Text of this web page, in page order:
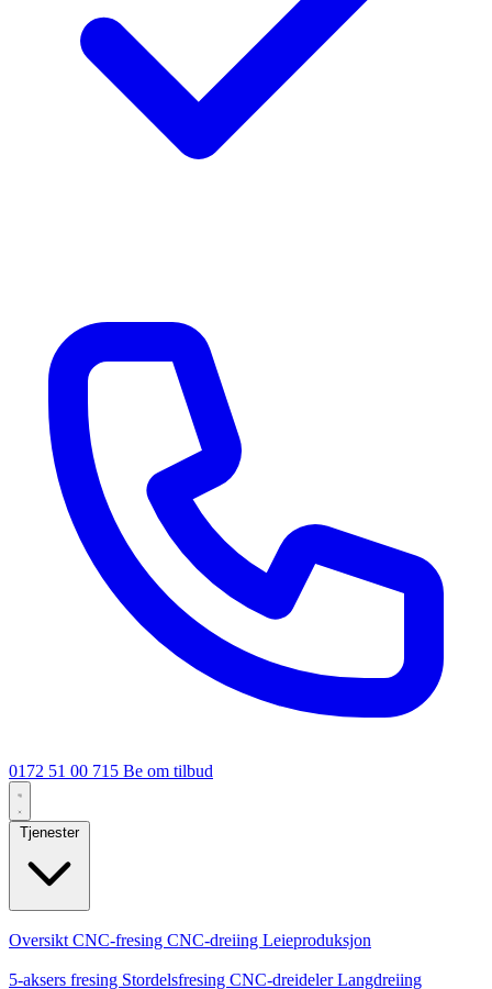
0172 51 00 715 Be om tilbud
Tjenester
Oversikt CNC-fresing CNC-dreiing Leieproduksjon
5-aksers fresing Stordelsfresing CNC-dreidelerLangdreiing